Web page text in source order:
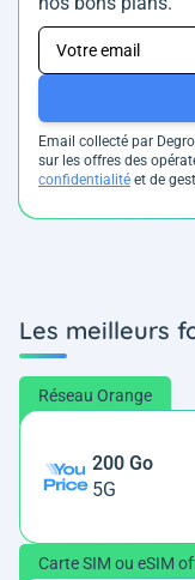
Email collecté par
sur les offres des
confidentialité et de
Les meilleurs
Réseau Orange
200 Go
5G
Carte SIM ou eSIM